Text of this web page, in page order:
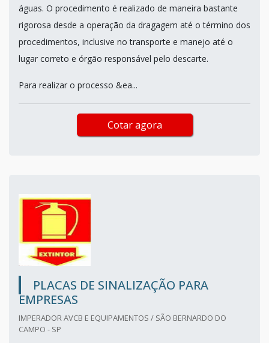
águas. O procedimento é realizado de maneira bastante
rigorosa desde a operação da dragagem até o término dos
procedimentos, inclusive no transporte e manejo até o
lugar correto e órgão responsável pelo descarte.
Para realizar o processo &ea...
Cotar agora
PLACAS DE SINALIZAÇÃO PARA
EMPRESAS
IMPERADOR AVCB E EQUIPAMENTOS / SÃO BERNARDO DO
CAMPO - SP